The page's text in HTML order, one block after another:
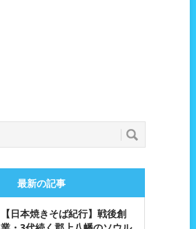
最新の記事
【日本焼きそば紀行】戦後創